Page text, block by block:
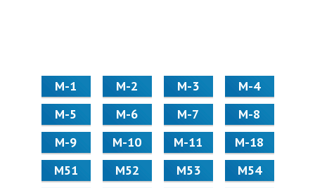
М-1 М-2 М-3
М-4
М-5
М-6 М-7
М-8
М-9
М-10 М-11
М-18
М51
М52 М53
М54